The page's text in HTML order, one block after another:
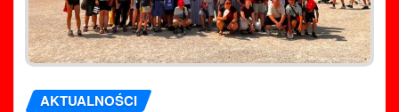
AKTUALNOŚCI